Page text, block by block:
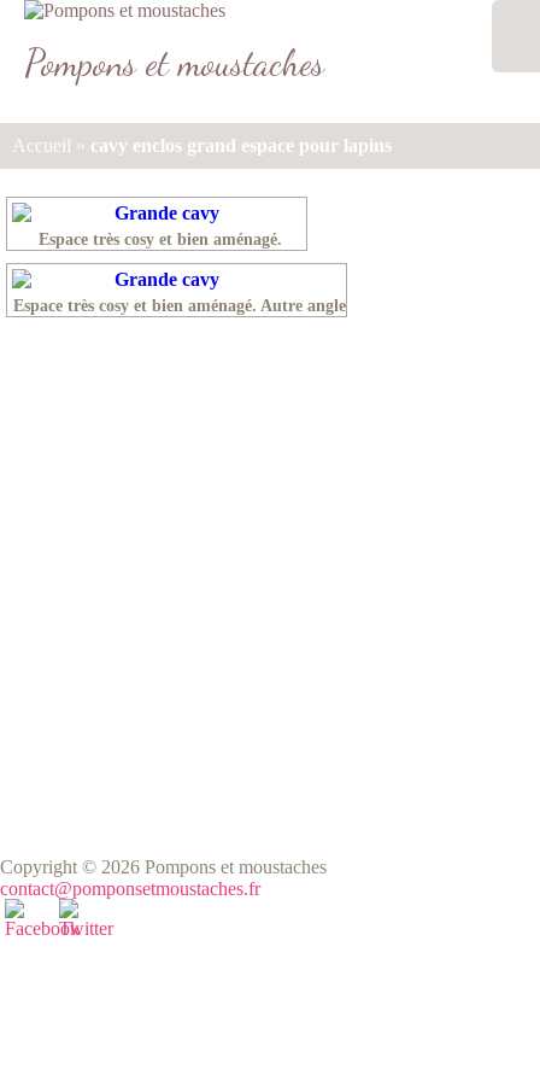
Aller
contenuPompons et moustaches
MENU
Accueil » cavy enclos grand espace pour lapins
Espace très cosy et bien aménagé.
Espace très cosy et bien aménagé. Autre angle
Copyright © 2026 Pompons et moustaches
contact@pomponsetmoustaches.fr